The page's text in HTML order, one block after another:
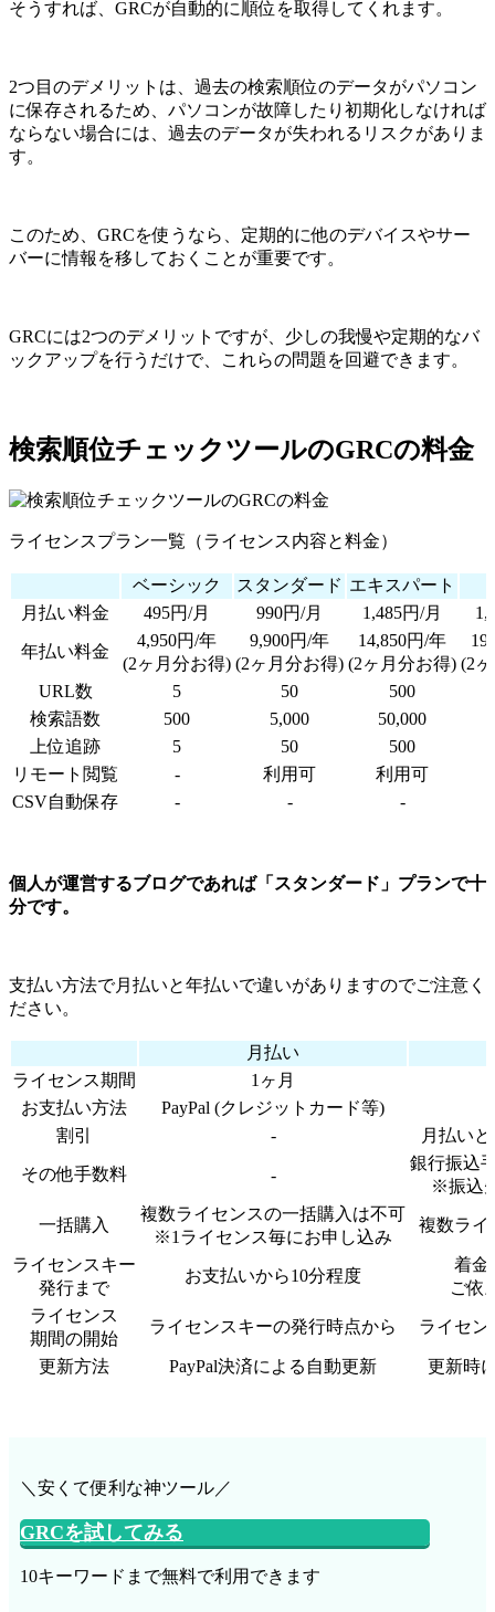
そうすれば、GRCが自動的に順位を取得してくれます。
2つ目のデメリットは、過去の検索順位のデータがパソコン
に保存されるため、パソコンが故障したり初期化しなければ
ならない場合には、過去のデータが失われるリスクがありま
す。
このため、GRCを使うなら、定期的に他のデバイスやサー
バーに情報を移しておくことが重要です。
GRCには2つのデメリットですが、少しの我慢や定期的なバ
ックアップを行うだけで、これらの問題を回避できます。
検索順位チェックツールのGRCの料金
ライセンスプラン一覧（ライセンス内容と料金）
ベーシック スタンダード エキスパート
月払い料金
495円/月 990円/月 1,485円/月
年払い料金
4,950円/年
(2ヶ月分お得)
9,900円/年
(2ヶ月分お得)
14,850円/年
(2ヶ月分お得) (2
URL数
5 50
500
検索語数
500 5,000 50,000
上位追跡
5 50
500
リモート閲覧
- 利用可 利用可
CSV自動保存
- - -
個人が運営するブログであれば「スタンダード」プランで十
分です。
支払い方法で月払いと年払いで違いがありますのでご注意く
ださい。
月払い
ライセンス期間
1ヶ月
お支払い方法
PayPal (クレジットカード等)
割引
- 月払い
その他手数料 -
銀行振込
※振込
一括購入
複数ライセンスの一括購入は不可
※1ライセンス毎にお申し込み
複数ライ
ライセンスキー
発行まで
お支払いから10分程度
着金
ご依
ライセンス
期間の開始
ライセンスキーの発行時点から ライセン
更新方法 PayPal決済による自動更新 更新時
＼安くて便利な神ツール／
GRCを試してみる
10キーワードまで無料で利用できます